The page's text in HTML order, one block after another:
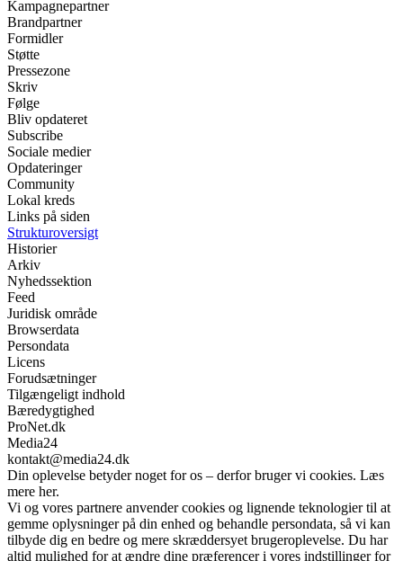
Kampagnepartner
Brandpartner
Formidler
Støtte
Pressezone
Skriv
Følge
Bliv opdateret
Subscribe
Sociale medier
Opdateringer
Community
Lokal kreds
Links på siden
Strukturoversigt
Historier
Arkiv
Nyhedssektion
Feed
Juridisk område
Browserdata
Persondata
Licens
Forudsætninger
Tilgængeligt indhold
Bæredygtighed
ProNet.dk
Media24
kontakt@media24.dk
Din oplevelse betyder noget for os – derfor bruger vi cookies. Læs
mere her.
Vi og vores partnere anvender cookies og lignende teknologier til at
gemme oplysninger på din enhed og behandle persondata, så vi kan
tilbyde dig en bedre og mere skræddersyet brugeroplevelse. Du har
altid mulighed for at ændre dine præferencer i vores indstillinger for